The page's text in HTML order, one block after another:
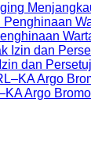
dan
Argo